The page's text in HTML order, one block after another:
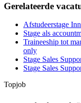
Gerelateerde
Afstudeerstage
Stage als
Traineeship tot
only
Stage Sales
Stage Sales
Topjob